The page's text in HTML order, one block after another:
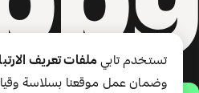
تستخدم تابي ملفات تعريف
وضمان عمل موقعنا بسلاسة